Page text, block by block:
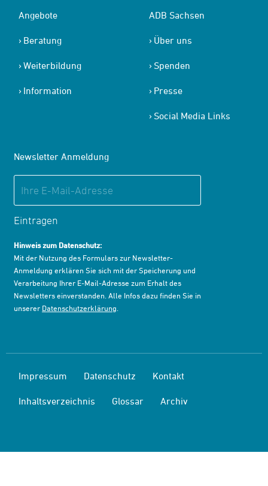
Angebote
Beratung
Weiterbildung
Information
ADB Sachsen
Über uns
Spenden
Presse
Social Media Links
Newsletter Anmeldung
Eintragen
Hinweis zum Datenschutz:
Mit der Nutzung des Formulars zur Newsletter-
Anmeldung erklären Sie sich mit der Speicherung und
Verarbeitung Ihrer E-Mail-Adresse zum Erhalt des
Newsletters einverstanden. Alle Infos dazu finden Sie in
unserer Datenschutzerklärung
Impressum Datenschutz Kontakt
Inhaltsverzeichnis Glossar Archiv